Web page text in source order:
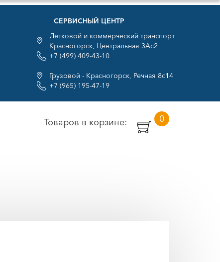
СЕРВИСНЫЙ ЦЕНТР
Легковой и коммерческий транспорт
Красногорск, Центральная 3Ас2
+7 (499) 409-43-10
Грузовой - Красногорск, Речная 8с14
+7 (965) 195-47-19
Товаров в корзине: 0